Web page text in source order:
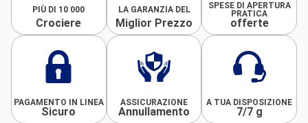
PIÙ DI 10 000
Crociere
LA GARANZIA DEL
Miglior Prezzo
SPESE DI APERTURA
PRATICA
offerte
PAGAMENTO IN LINEA
Sicuro
ASSICURAZIONE
Annullamento
A TUA DISPOSIZIONE
7/7 g